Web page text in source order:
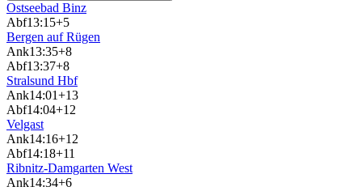
Ostseebad Binz
Abf13:15+5
Bergen auf Rügen
Ank13:35+8
Abf13:37+8
Stralsund Hbf
Ank14:01+13
Abf14:04+12
Velgast
Ank14:16+12
Abf14:18+11
Ribnitz-Damgarten West
Ank14:34+6